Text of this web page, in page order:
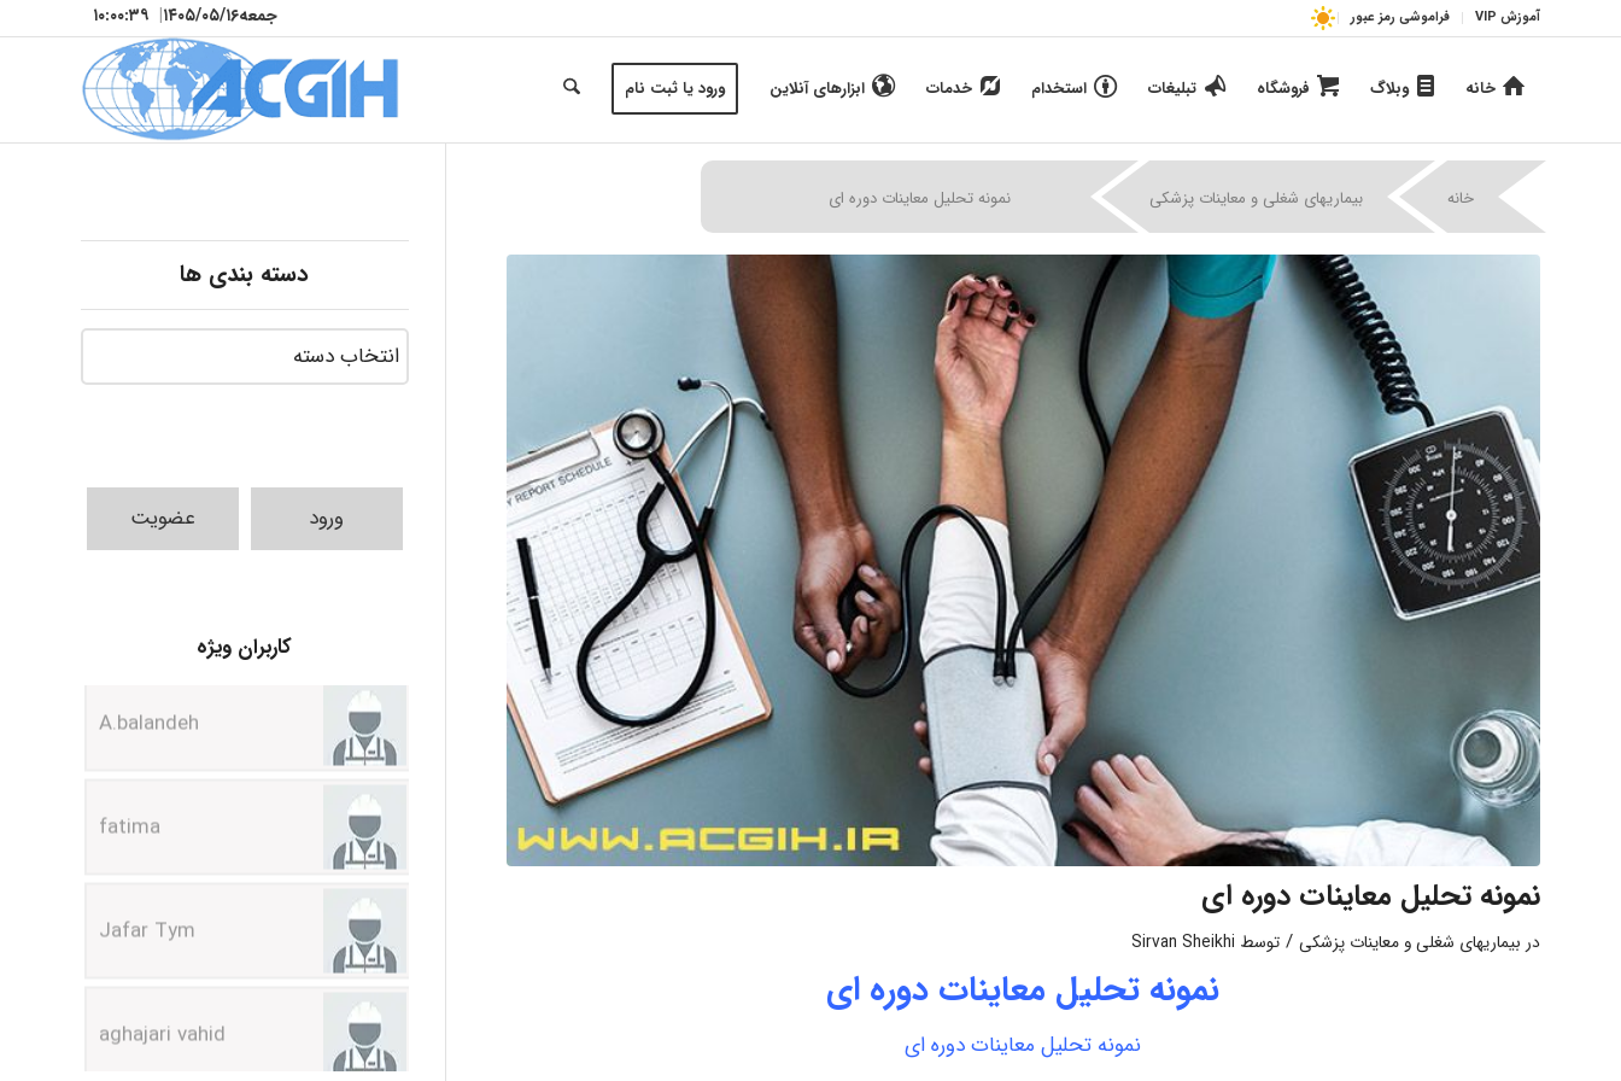
آموزش VIP فراموشی رمز عبور جمعه۱۴۰۵/۰۵/۱۶| ۱۰:۰۰:۴۰
خانه وبلاگ فروشگاه تبلیغات استخدام خدمات ابزارهای آنلاین ورود یا ثبت نام
خانه بیماریهای شغلی و معاینات پزشکی | نمونه تحلیل معاینات دوره ای
نمونه تحلیل معاینات دوره ای
در بیماریهای شغلی و معاینات پزشکی / توسط Sirvan Sheikhi
نمونه تحلیل معاینات دوره ای
نمونه تحلیل معاینات دوره ای
دسته بندی ها
ورود عضویت
کاربران ویژه
fatima
Jafar Tym
aghajari vahid
Poubakhtiari